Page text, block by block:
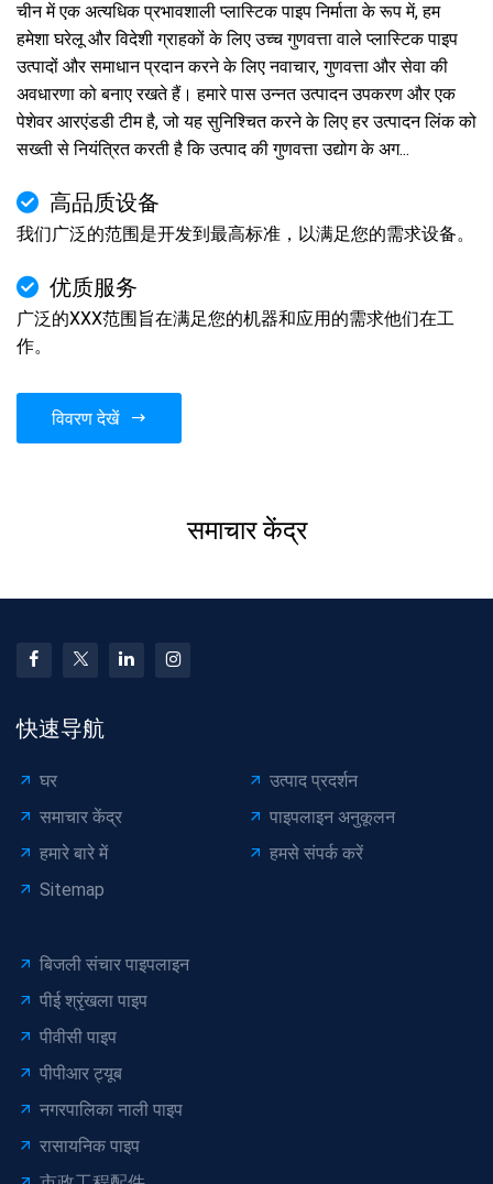
चीन में एक अत्यधिक प्रभावशाली प्लास्टिक पाइप निर्माता के रूप में, हम
हमेशा घरेलू और विदेशी ग्राहकों के लिए उच्च गुणवत्ता वाले प्लास्टिक पाइप
उत्पादों और समाधान प्रदान करने के लिए नवाचार, गुणवत्ता और सेवा की
अवधारणा को बनाए रखते हैं। हमारे पास उन्नत उत्पादन उपकरण और एक
पेशेवर आरएंडडी टीम है, जो यह सुनिश्चित करने के लिए हर उत्पादन लिंक को
सख्ती से नियंत्रित करती है कि उत्पाद की गुणवत्ता उद्योग के अग...
高品质设备
我们广泛的范围是开发到最高标准，以满足您的需求设备。
优质服务
广泛的XXX范围旨在满足您的机器和应用的需求他们在工
作。
विवरण देखें
समाचार केंद्र
快速导航
घर
उत्पाद प्रदर्शन
समाचार केंद्र
पाइपलाइन अनुकूलन
हमारे बारे में
हमसे संपर्क करें
Sitemap
बिजली संचार पाइपलाइन
पीई श्रृंखला पाइप
पीवीसी पाइप
पीपीआर ट्यूब
नगरपालिका नाली पाइप
रासायनिक पाइप